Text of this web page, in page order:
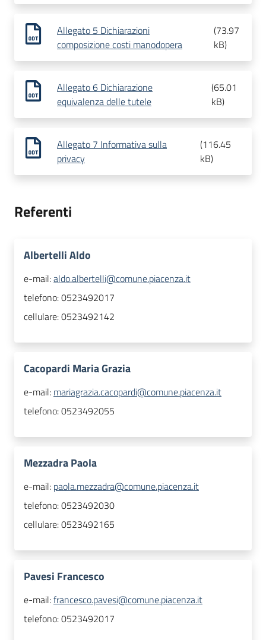
Allegato 5 Dichiarazioni
composizione costi manodopera
(73.97
kB)
Allegato 6 Dichiarazione
equivalenza delle tutele
(65.01
kB)
Allegato 7 Informativa sulla
privacy
(116.45
kB)
Referenti
Albertelli Aldo
e-mail:aldo.albertelli@comune.piacenza.it
telefono:0523492017
cellulare:0523492142
Cacopardi Maria Grazia
e-mail: mariagrazia.cacopardi@comune.piacenza.it
telefono:0523492055
Mezzadra Paola
e-mail: paola.mezzadra@comune.piacenza.it
telefono:0523492030
cellulare:0523492165
Pavesi Francesco
e-mail:francesco.pavesi@comune.piacenza.it
telefono:0523492017